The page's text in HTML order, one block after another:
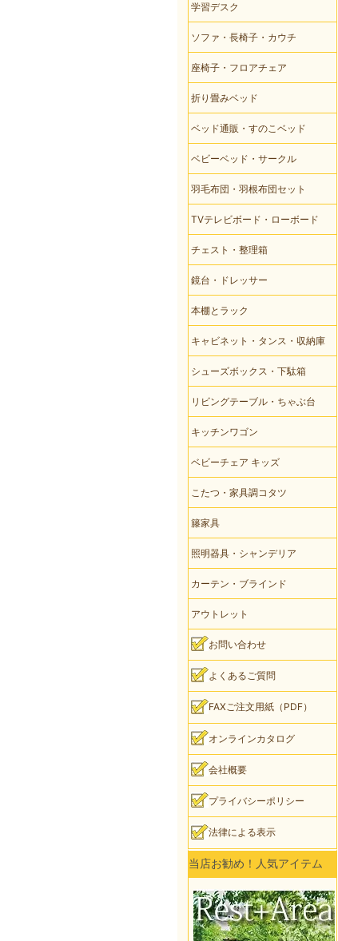
学習デスク
ソファ・長椅子・カウチ
座椅子・フロアチェア
折り畳みベッド
ベッド通販・すのこベッド
ベビーベッド・サークル
羽毛布団・羽根布団セット
TVテレビボード・ローボード
チェスト・整理箱
鏡台・ドレッサー
本棚とラック
キャビネット・タンス・収納庫
シューズボックス・下駄箱
リビングテーブル・ちゃぶ台
キッチンワゴン
ベビーチェア キッズ
こたつ・家具調コタツ
籐家具
照明器具・シャンデリア
カーテン・ブラインド
アウトレット
お問い合わせ
よくあるご質問
FAXご注文用紙（PDF）
オンラインカタログ
会社概要
プライバシーポリシー
法律による表示
当店お勧め！人気アイテム